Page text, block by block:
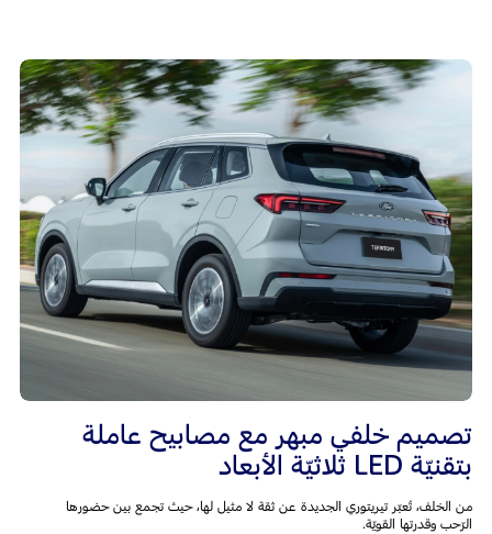
تصميم خلفي مبهر مع مصابيح عاملة
بتقنيّة LED ثلاثيّة الأبعاد
من الخلف، تُعبّر تيريتوري الجديدة عن ثقة لا مثيل لها، حيث تجمع بين حضورها
الرّحب وقدرتها القويّة.